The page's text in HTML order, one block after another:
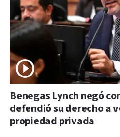
Benegas Lynch negó
defendió su derecho a
propiedad privada